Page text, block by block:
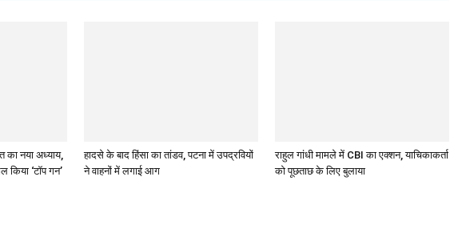
का नया अध्याय,
किया ‘टॉप गन’
हादसे के बाद हिंसा का तांडव, पटना में उपद्रवियों
ने वाहनों में लगाई आग
राहुल गांधी मामले में CBI का एक्शन, याचिकाकर्ता
को पूछताछ के लिए बुलाया